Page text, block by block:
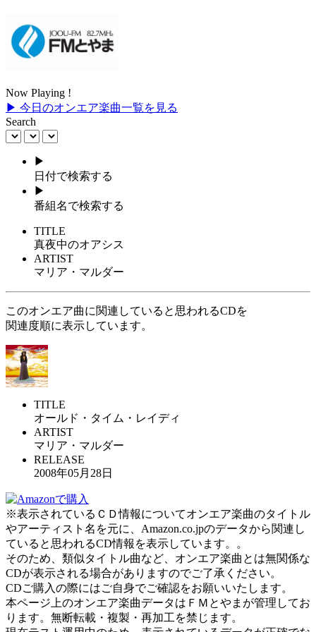
Now Playing !
▶ 今日のオンエア楽曲一覧を見る
Search
▶
日付で検索する
▶
番組名で検索する
TITLE
真夜中のオアシス
ARTIST
マリア・マルダー
このオンエア曲に関連していると思われるCDを
関連度順に表示しています。
TITLE
オールド・タイム・レイディ
ARTIST
マリア・マルダー
RELEASE
2008年05月28日
※表示されているＣＤ情報についてオンエア楽曲のタイトル
やアーティスト名を元に、Amazon.co.jpのデータから関連し
ていると思われるCD情報を表示しています。。
そのため、類似タイトル曲など、オンエア楽曲とは無関係な
CDが表示される場合がありますのでご了承ください。
CDご購入の際にはご自身でご確認をお願いいたします。
本ページ上のオンエア楽曲データはＦＭとやまが管理してお
ります。無断転載・複製・再加工を禁じます。